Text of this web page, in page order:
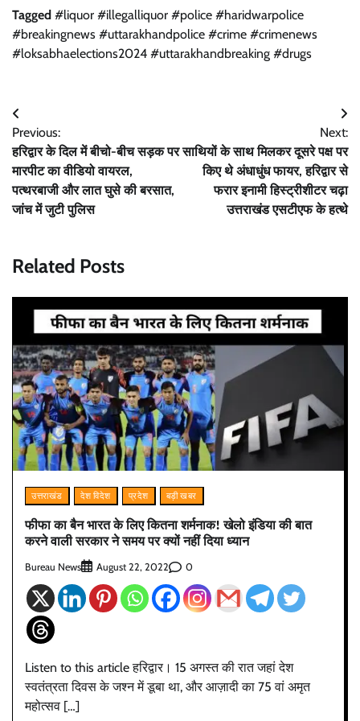
Tagged #liquor #illegalliquor #police #haridwarpolice
#breakingnews #uttarakhandpolice #crime #crimenews
#loksabhaelections2024 #uttarakhandbreaking #drugs
Post
navigation
Previous:
हरिद्वार के दिल में बीचो-बीच सड़क पर
मारपीट का वीडियो वायरल,
पत्थरबाजी और लात घुसे की बरसात,
जांच में जुटी पुलिस
Next:
साथियों के साथ मिलकर दूसरे पक्ष पर
किए थे अंधाधुंध फायर, हरिद्वार से
फरार इनामी हिस्ट्रीशीटर चढ़ा
उत्तराखंड एसटीएफ के हत्थे
Related Posts
उत्तराखंड देश विदेश प्रदेश बड़ी खबर
फीफा का बैन भारत के लिए कितना शर्मनाक! खेलो इंडिया की बात
करने वाली सरकार ने समय पर क्यों नहीं दिया ध्यान
Bureau News August 22, 2022 0
Listen to this article हरिद्वार। 15 अगस्त की रात जहां देश
स्वतंत्रता दिवस के जश्न में डूबा था, और आज़ादी का 75 वां अमृत
महोत्सव […]